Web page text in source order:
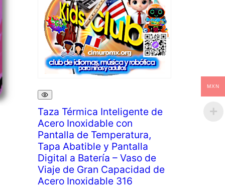
Taza Térmica Inteligente de
Acero Inoxidable con
Pantalla de Temperatura,
Tapa Abatible y Pantalla
Digital a Batería – Vaso de
Viaje de Gran Capacidad de
Acero Inoxidable 316
MXN